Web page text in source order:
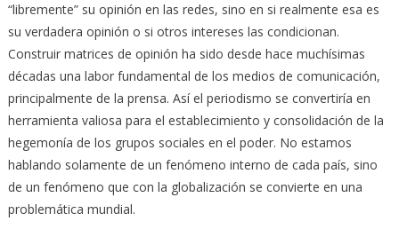
“libremente” su opinión en las redes, sino en si realmente esa es
su verdadera opinión o si otros intereses las condicionan.
Construir matrices de opinión ha sido desde hace muchísimas
décadas una labor fundamental de los medios de comunicación,
principalmente de la prensa. Así el periodismo se convertiría en
herramienta valiosa para el establecimiento y consolidación de la
hegemonía de los grupos sociales en el poder. No estamos
hablando solamente de un fenómeno interno de cada país, sino
de un fenómeno que con la globalización se convierte en una
problemática mundial.